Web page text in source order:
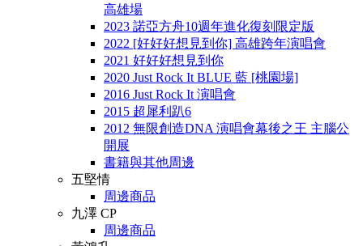
高雄場
2023 諾亞方舟10週年進化復刻限定版
2022 [好好好想見到你] 高雄跨年演唱會
2021 好好好想見到你
2020 Just Rock It BLUE 藍 [桃園場]
2016 Just Rock It 演唱會
2015 超犀利趴6
2012 無限創造DNA 演唱會幕後之王 主腦公
開展
書籍與其他周邊
五堅情
周邊商品
九澤 CP
周邊商品